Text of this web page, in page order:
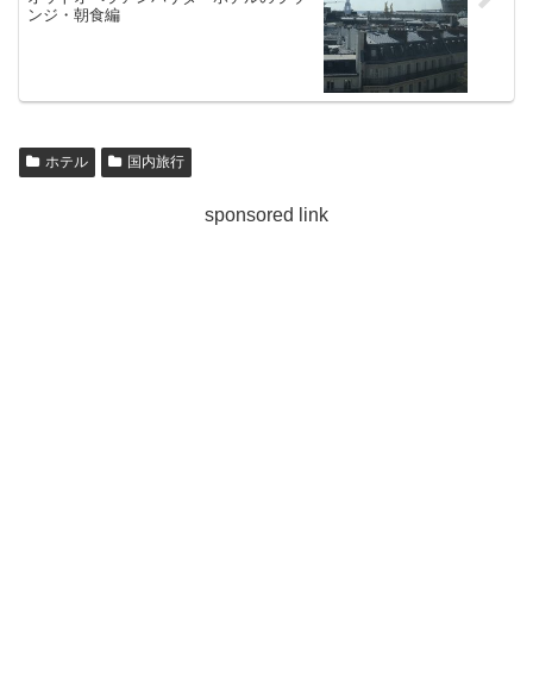
ンジ・朝食編
ホテル 国内旅行
sponsored link